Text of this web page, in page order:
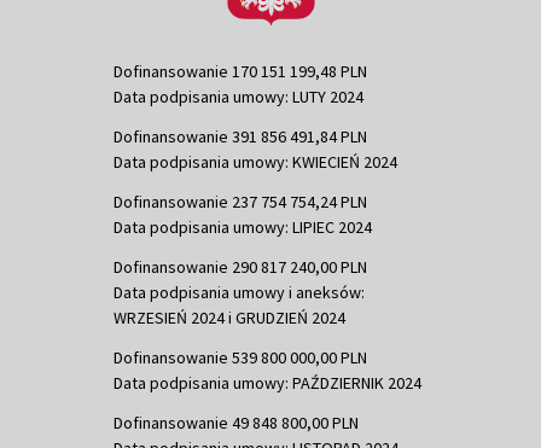
Dofinansowanie 170 151 199,48 PLN
Data podpisania umowy: LUTY 2024
Dofinansowanie 391 856 491,84 PLN
Data podpisania umowy: KWIECIEŃ 2024
Dofinansowanie 237 754 754,24 PLN
Data podpisania umowy: LIPIEC 2024
Dofinansowanie 290 817 240,00 PLN
Data podpisania umowy i aneksów:
WRZESIEŃ 2024 i GRUDZIEŃ 2024
Dofinansowanie 539 800 000,00 PLN
Data podpisania umowy: PAŹDZIERNIK 2024
Dofinansowanie 49 848 800,00 PLN